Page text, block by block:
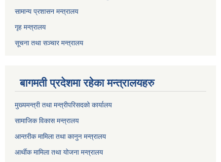
सामान्य प्रशासन मन्त्रालय
गृह मन्त्रालय
सूचना तथा सञ्चार मन्त्रालय
बागमती प्रदेशमा रहेका मन्त्रालयहरु
मुख्यमन्त्री तथा मन्त्रीपरिसदको कार्यालय
सामाजिक विकास मन्त्रालय
आन्तरीक मामिला तथा कानुन मन्त्रालय
आर्थीक मामिला तथा योजना मन्त्रालय